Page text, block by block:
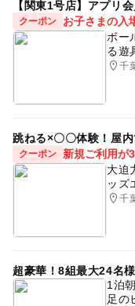
【関東1号店】アプリ
クーポン
お子さまの入
ボー
る遊
千
跳ねる×〇〇体験！屋
クーポン
新規ご利用が
大迫
ッズ
千
超豪華！8組最大24名
1泊
足の